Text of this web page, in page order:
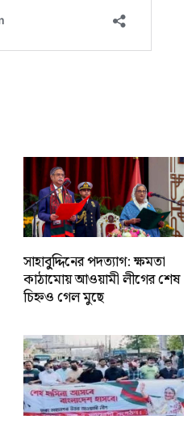
সাহাবু্দ্দিনের পদত্যাগ: ক্ষমতা
কাঠামোয় আওয়ামী লীগের শেষ
চিহ্নও গেল মুছে